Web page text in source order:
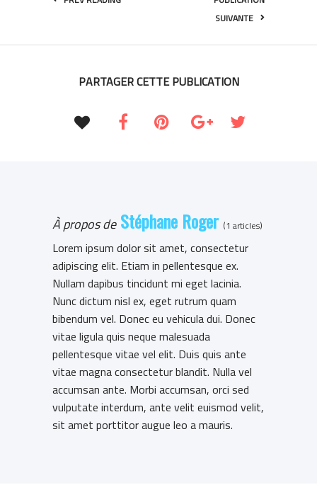
SUIVANTE
PARTAGER CETTE PUBLICATION
À propos deStéphane Roger (1 articles)
Lorem ipsum dolor sit amet, consectetur
adipiscing elit. Etiam in pellentesque ex.
Nullam dapibus tincidunt mi eget lacinia.
Nunc dictum nisl ex, eget rutrum quam
bibendum vel. Donec eu vehicula dui. Donec
vitae ligula quis neque malesuada
pellentesque vitae vel elit. Duis quis ante
vitae magna consectetur blandit. Nulla vel
accumsan ante. Morbi accumsan, orci sed
vulputate interdum, ante velit euismod velit,
sit amet porttitor augue leo a mauris.